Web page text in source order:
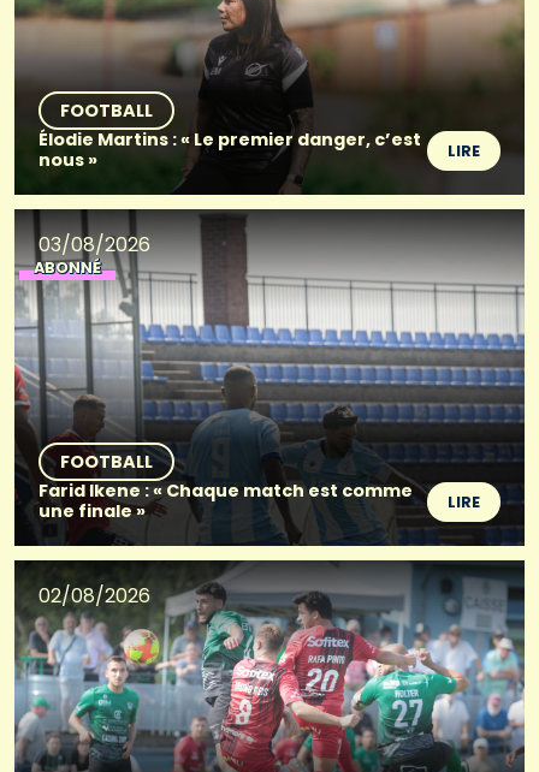
FOOTBALL
Élodie Martins : « Le premier danger, c’est
nous »
LIRE
03/08/2026
ABONNÉ
FOOTBALL
Farid Ikene : « Chaque match est comme
une finale »
LIRE
02/08/2026